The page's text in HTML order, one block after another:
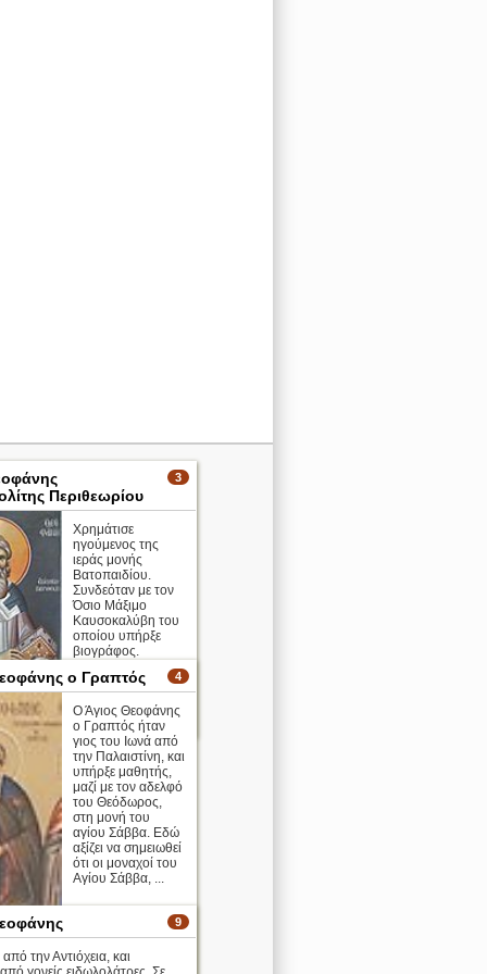
3
Περιθεωρίου
Xρημάτισε
ηγούμενος της
ιεράς μονής
Βατοπαιδίου.
Συνδεόταν με τον
Όσιο Μάξιμο
Καυσοκαλύβη του
οποίου υπήρξε
βιογράφος.
περισσότερα >
4
ο Γραπτός
Ο Άγιος Θεοφάνης
ο Γραπτός ήταν
γιος του Ιωνά από
την Παλαιστίνη, και
υπήρξε μαθητής,
μαζί με τον αδελφό
του Θεόδωρος,
στη μονή του
αγίου Σάββα. Εδώ
αξίζει να σημειωθεί
ότι οι μοναχοί του
Αγίου Σάββα, ...
9
την Αντιόχεια, και